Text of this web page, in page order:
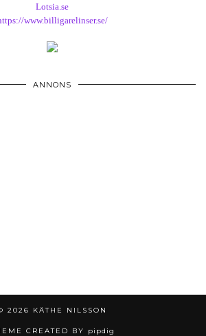
Lotsia.se
www.billigarelinser.se/
ANNONS
2026 KÄTHE NILSSON
CREATED BY pipdig